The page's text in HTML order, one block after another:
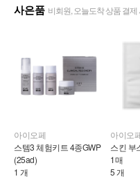
사은품 비회원, 오늘도착 상품 결제
아이오페
스템3 체험키트 4종GWP
(25ad)
1 개
아이오
스킨 부
1매
5 개